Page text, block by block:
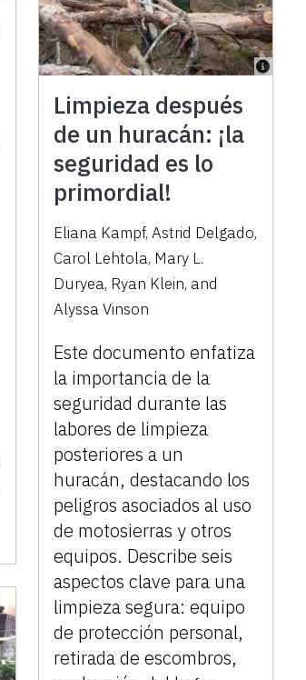
Limpieza después
de un huracán: ¡la
seguridad es lo
primordial!
Eliana Kampf, Astrid Delgado,
Carol Lehtola, Mary L.
Duryea, Ryan Klein, and
Alyssa Vinson
Este documento enfatiza
la importancia de la
seguridad durante las
labores de limpieza
posteriores a un
huracán, destacando los
peligros asociados al uso
de motosierras y otros
equipos. Describe seis
aspectos clave para una
limpieza segura: equipo
de protección personal,
retirada de escombros,